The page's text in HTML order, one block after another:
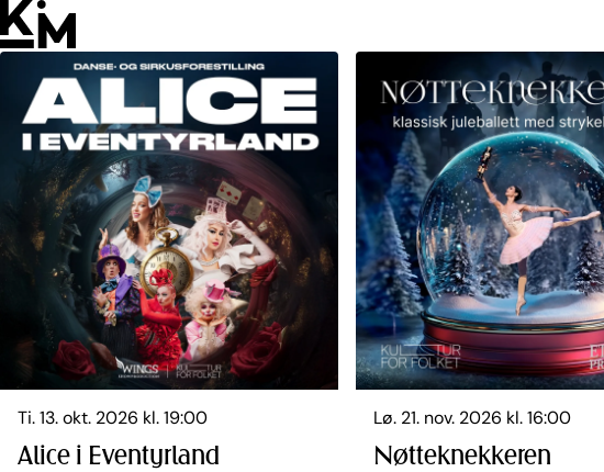
Hopp
til
innhold
Ti. 13. okt. 2026 kl. 19:00
Alice i Eventyrland
Lø. 21. nov. 2026 kl. 16:00
Nøtteknekkeren